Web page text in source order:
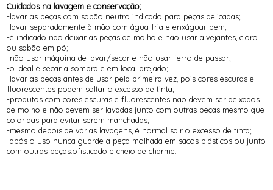
Cuidados na lavagem e conservação;
-lavar as peças com sabão neutro indicado para peças delicadas;
-lavar separadamente à mão com água fria e enxáguar bem;
-é indicado não deixar as peças de molho e não usar alvejantes, cloro
ou sabão em pó;
-não usar máquina de lavar/secar e não usar ferro de passar;
-o ideal é secar a sombra e em local arejado;
-lavar as peças antes de usar pela primeira vez, pois cores escuras e
fluorescentes podem soltar o excesso de tinta;
-produtos com cores escuras e fluorescentes não devem ser deixados
de molho e não devem ser lavadas junto com outras peças mesmo que
coloridas para evitar serem manchadas;
-mesmo depois de várias lavagens, é normal sair o excesso de tinta;
-após o uso nunca guarde a peça molhada em sacos plásticos ou junto
com outras peças.ofisticado e cheio de charme.